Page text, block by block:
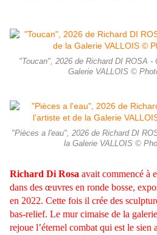
"Toucan", 2026 de Richard DI ROSA
Galerie VALLOIS ©
"Pièces a l'eau", 2026 de Richard DI
la Galerie VALLOIS ©
Richard Di Rosa avait commencé à
dans des œuvres en ronde bosse,
en 2022. Cette fois il crée des
bas-relief. Le mur cimaise de la
rejoue l’éternel combat qui est le sien